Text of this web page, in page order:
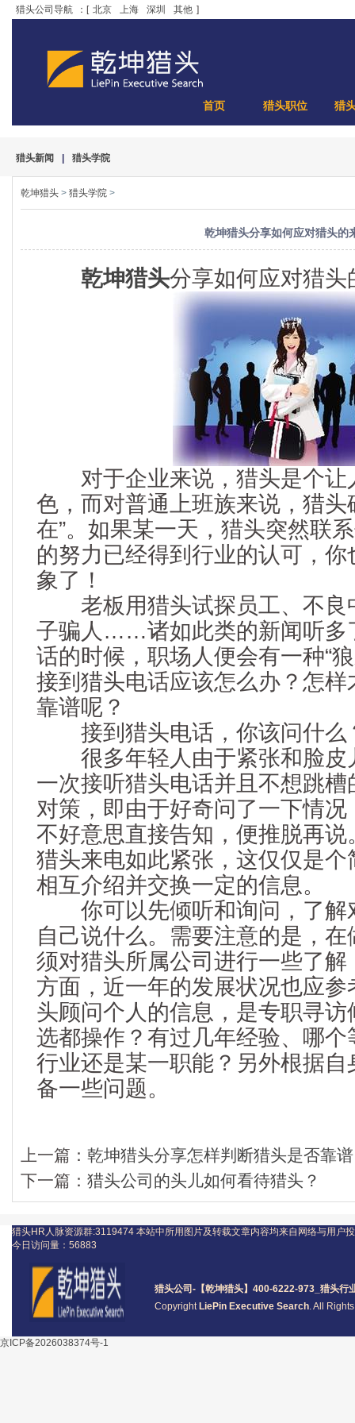
猎头公司导航 ：[ 北京 上海 深圳 其他 ]
首页 猎头职位 猎
猎头新闻 猎头学院
乾坤猎头 > 猎头学院 >
乾坤猎头分享如何应对猎头的
乾坤猎头分享如何应对猎头
对于企业来说，猎头是个让
色，而对普通上班族来说，猎头
在”。如果某一天，猎头突然联
的努力已经得到行业的认可，
象了！
老板用猎头试探员工、不良
子骗人……诸如此类的新闻听多
话的时候，职场人便会有一种“
接到猎头电话应该怎么办？怎
靠谱呢？
接到猎头电话，你该问什么
很多年轻人由于紧张和脸皮
一次接听猎头电话并且不想跳
对策，即由于好奇问了一下情
不好意思直接告知，便推脱再
猎头来电如此紧张，这仅仅是
相互介绍并交换一定的信息。
你可以先倾听和询问，了解
自己说什么。需要注意的是，
须对猎头所属公司进行一些了
方面，近一年的发展状况也应
头顾问个人的信息，是专职寻
选都操作？有过几年经验、哪
行业还是某一职能？另外根据
备一些问题。
上一篇： 乾坤猎头分享怎样判断猎头是否靠
下一篇： 猎头公司的头儿如何看待猎头？
猎头公司 -【乾坤猎头】400-6222-973_ 猎头行
Copyright LiePin Executive Search. All
猎头HR人脉资源群:3119474 本站中所用图片及转载文章内容均来自网络与用户
今日访问量： 56883
京ICP备2026038374号-1